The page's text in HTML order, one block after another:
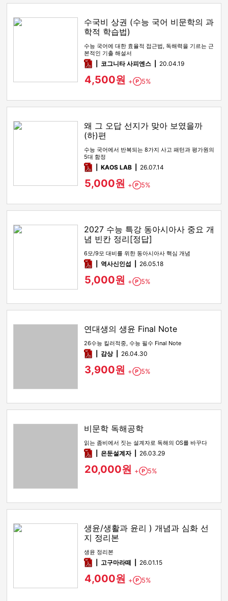
수국비 상권 (수능 국어 비문학의 과
학적 학습법)
수능 국어에 대한 효율적 접근법, 독해력을 기르는 근
본적인 기출 해설서
pdf코그니타 사피엔스 20.04.19
4,500원 + Point
5%
왜 그 오답 선지가 맞아 보였을까
(하)편
수능 국어에서 반복되는 8가지 사고 패턴과 평가원의
5대 함정
pdfKAOS LAB 26.07.14
5,000원 + Point
5%
2027 수능 특강 동아시아사 중요 개
념 빈칸 정리[정답]
6모/9모 대비를 위한 동아시아사 핵심 개념
pdf역사신인섭 26.05.18
5,000원 + Point
5%
연대생의 생윤 Final Note
26수능 킬러적중, 수능 필수 Final Note
pdf감상​ 26.04.30
3,900원 + Point
5%
비문학 독해공학
읽는 좀비에서 짓는 설계자로 독해의 OS를 바꾸다
pdf은둔설계자 26.03.29
20,000원 + Point
5%
생윤/생활과 윤리 ) 개념과 심화 선
지 정리본
생윤 정리본
pdf고구마라떼 26.01.15
4,000원 + Point
5%